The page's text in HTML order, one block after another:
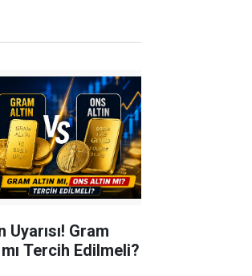
Gram
Tercih Edilmeli?